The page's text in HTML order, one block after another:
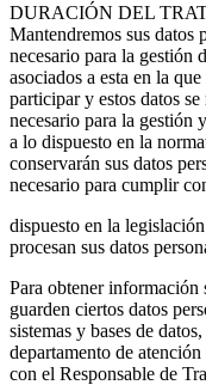
DURACIÓN DEL
Mantendremos sus datos
necesario para la gestión
asociados a esta en la
participar y estos datos
necesario para la gestión
a lo dispuesto en la
conservarán sus datos
necesario para cumplir
dispuesto en la
procesan sus datos
Para obtener información
guarden ciertos datos
sistemas y bases de
departamento de
con el Responsable de